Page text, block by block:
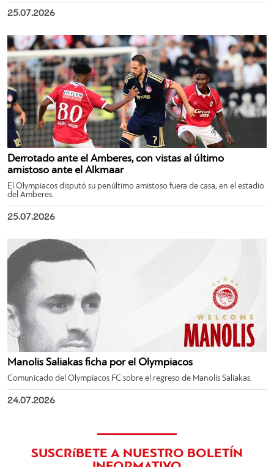
25.07.2026
Derrotado ante el Amberes, con vistas al último
amistoso ante el Alkmaar
El Olympiacos disputó su penúltimo amistoso fuera de casa, en el estadio
del Amberes.
25.07.2026
Manolis Saliakas ficha por el Olympiacos
Comunicado del Olympiacos FC sobre el regreso de Manolis Saliakas.
24.07.2026
SUSCRíBETE A NUESTRO BOLETÍN